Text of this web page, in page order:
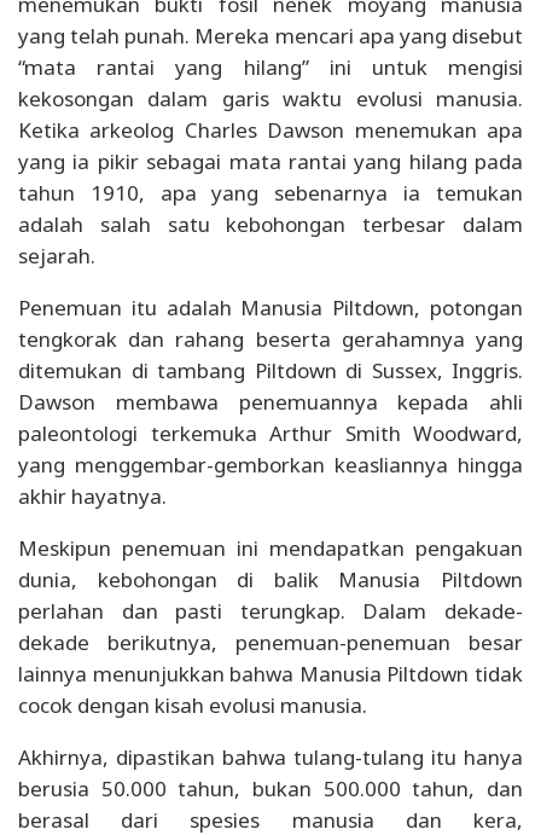
yang telah punah. Mereka mencari apa yang disebut
“mata rantai yang hilang” ini untuk mengisi
kekosongan dalam garis waktu evolusi manusia.
Ketika arkeolog Charles Dawson menemukan apa
yang ia pikir sebagai mata rantai yang hilang pada
tahun 1910, apa yang sebenarnya ia temukan
adalah salah satu kebohongan terbesar dalam
sejarah.
Penemuan itu adalah Manusia Piltdown, potongan
tengkorak dan rahang beserta gerahamnya yang
ditemukan di tambang Piltdown di Sussex, Inggris.
Dawson membawa penemuannya kepada ahli
paleontologi terkemuka Arthur Smith Woodward,
yang menggembar-gemborkan keasliannya hingga
akhir hayatnya.
Meskipun penemuan ini mendapatkan pengakuan
dunia, kebohongan di balik Manusia Piltdown
perlahan dan pasti terungkap. Dalam dekade-
dekade berikutnya, penemuan-penemuan besar
lainnya menunjukkan bahwa Manusia Piltdown tidak
cocok dengan kisah evolusi manusia.
Akhirnya, dipastikan bahwa tulang-tulang itu hanya
berusia 50.000 tahun, bukan 500.000 tahun, dan
berasal dari spesies manusia dan kera,